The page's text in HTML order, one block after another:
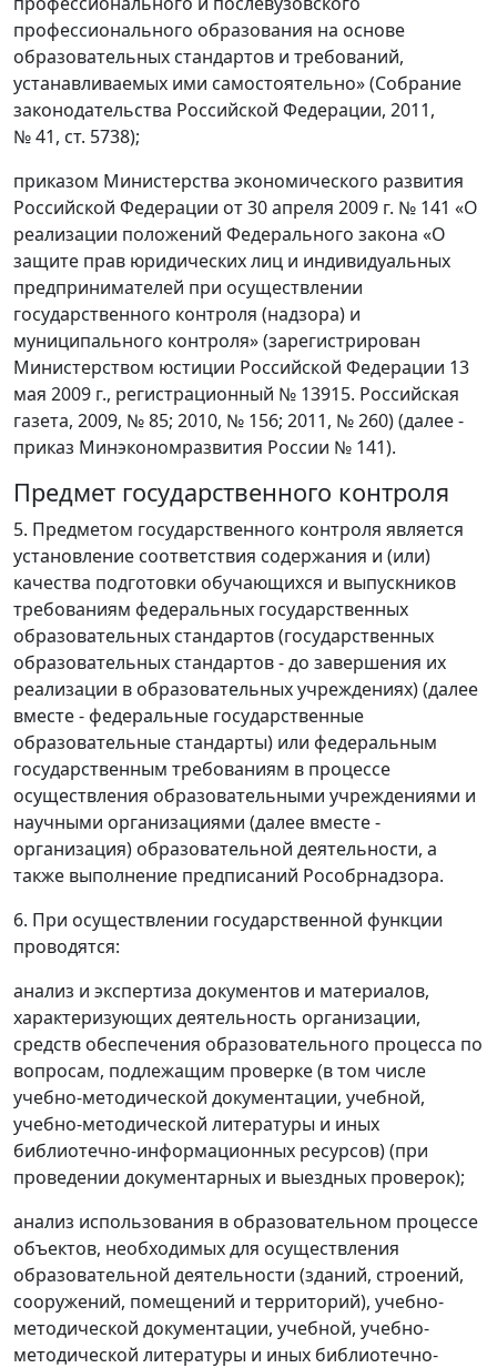
профессионального образования на основе
образовательных стандартов и требований,
устанавливаемых ими самостоятельно» (Собрание
законодательства Российской Федерации, 2011,
№ 41, ст. 5738);
приказом Министерства экономического развития
Российской Федерации от 30 апреля 2009 г. № 141 «О
реализации положений Федерального закона «О
защите прав юридических лиц и индивидуальных
предпринимателей при осуществлении
государственного контроля (надзора) и
муниципального контроля» (зарегистрирован
Министерством юстиции Российской Федерации 13
мая 2009 г., регистрационный № 13915. Российская
газета, 2009, № 85; 2010, № 156; 2011, № 260) (далее -
приказ Минэкономразвития России № 141).
Предмет государственного контроля
5. Предметом государственного контроля является
установление соответствия содержания и (или)
качества подготовки обучающихся и выпускников
требованиям федеральных государственных
образовательных стандартов (государственных
образовательных стандартов - до завершения их
реализации в образовательных учреждениях) (далее
вместе - федеральные государственные
образовательные стандарты) или федеральным
государственным требованиям в процессе
осуществления образовательными учреждениями и
научными организациями (далее вместе -
организация) образовательной деятельности, а
также выполнение предписаний Рособрнадзора.
6. При осуществлении государственной функции
проводятся:
анализ и экспертиза документов и материалов,
характеризующих деятельность организации,
средств обеспечения образовательного процесса по
вопросам, подлежащим проверке (в том числе
учебно-методической документации, учебной,
учебно-методической литературы и иных
библиотечно-информационных ресурсов) (при
проведении документарных и выездных проверок);
анализ использования в образовательном процессе
объектов, необходимых для осуществления
образовательной деятельности (зданий, строений,
сооружений, помещений и территорий), учебно-
методической документации, учебной, учебно-
методической литературы и иных библиотечно-